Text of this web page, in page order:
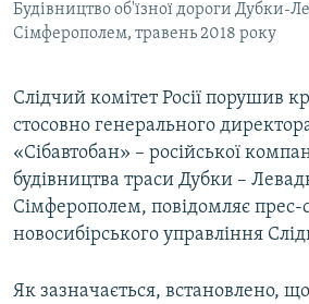
ІНФОГРАФІКА
ДОЛУЧАЙСЯ!
Усі сайти RFE/RL
Будівництво об'їзної дороги Дубки-
Сімферополем, травень 2018 року
Слідчий комітет Росії порушив
стосовно генерального
«Сібавтобан» – російської
будівництва траси Дубки –
Сімферополем, повідомляє прес-
новосибірського управління
Як зазначається, встановлено,